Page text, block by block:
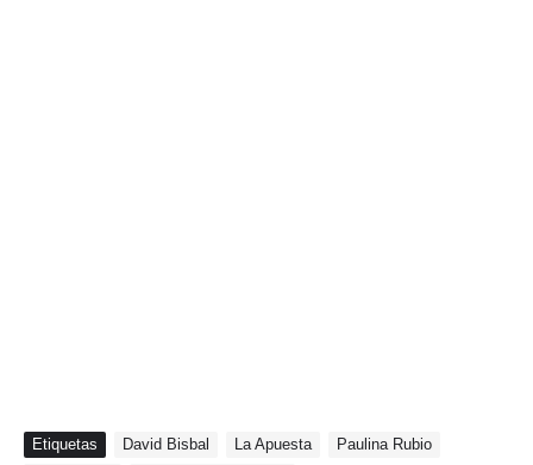
Etiquetas David Bisbal La Apuesta
Paulina Rubio